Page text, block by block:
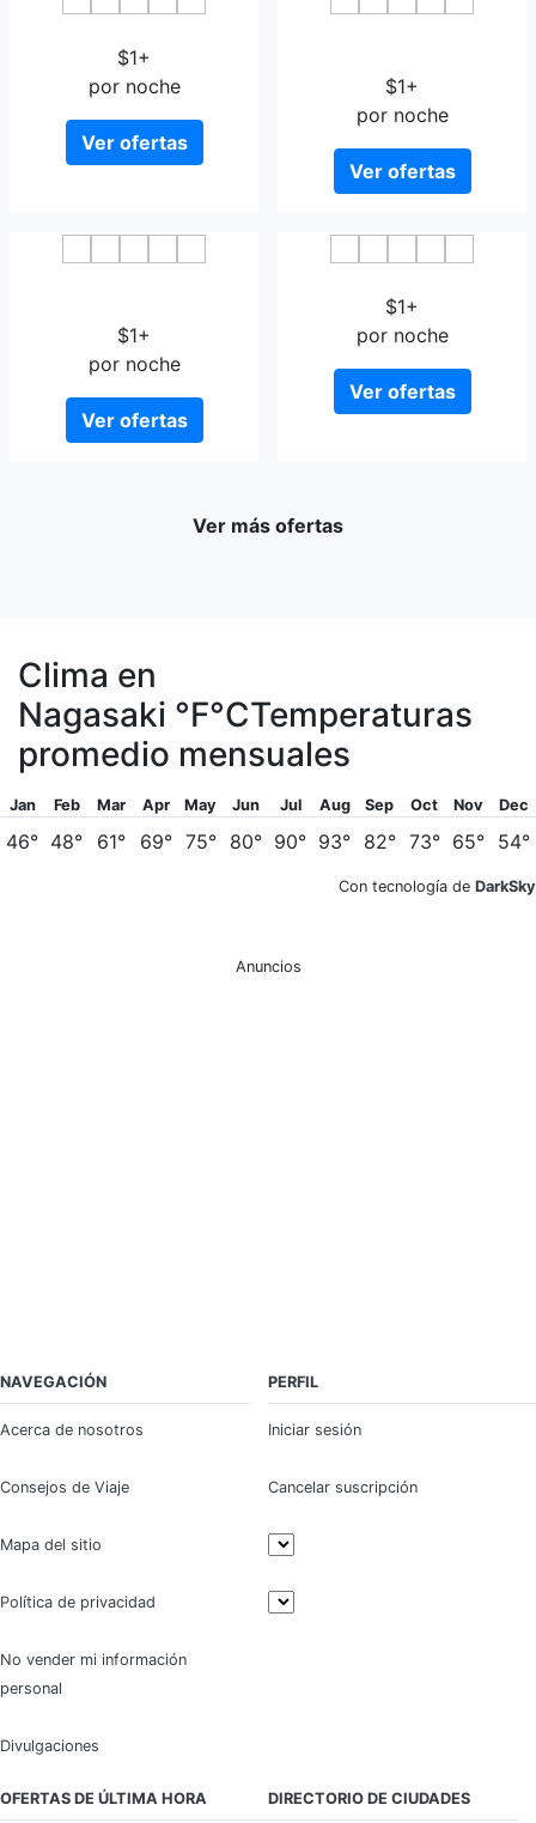
$1+
por noche
Ver ofertas
$1+
por noche
Ver ofertas
$1+
por noche
Ver ofertas
$1+
por noche
Ver ofertas
Ver más ofertas
Clima en
Nagasaki °F°CTemperaturas
promedio mensuales
Jan
46°
Feb
48°
Mar
61°
Apr
69°
May
75°
Jun
80°
Jul
90°
Aug
93°
Sep
82°
Oct
73°
Nov
65°
Dec
54°
Con tecnología de DarkSky
Anuncios
NAVEGACIÓN
Acerca de nosotros
Consejos de Viaje
Mapa del sitio
Política de privacidad
No vender mi información
personal
Divulgaciones
PERFIL
Iniciar sesión
Cancelar suscripción
OFERTAS DE ÚLTIMA HORA DIRECTORIO DE CIUDADES